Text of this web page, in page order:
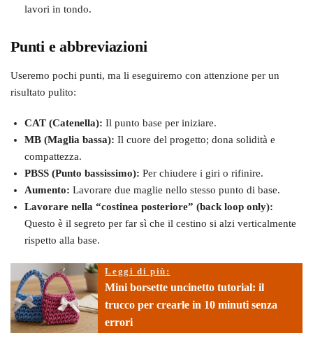
lavori in tondo.
Punti e abbreviazioni
Useremo pochi punti, ma li eseguiremo con attenzione per un
risultato pulito:
CAT (Catenella): Il punto base per iniziare.
MB (Maglia bassa): Il cuore del progetto; dona solidità e
compattezza.
PBSS (Punto bassissimo): Per chiudere i giri o rifinire.
Aumento: Lavorare due maglie nello stesso punto di base.
Lavorare nella “costinea posteriore” (back loop only):
Questo è il segreto per far sì che il cestino si alzi verticalmente
rispetto alla base.
Leggi di più:
Mini borsette uncinetto tutorial: il
trucco per crearle in 10 minuti senza
errori